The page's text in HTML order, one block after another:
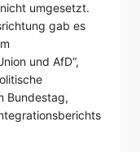
umgesetzt.
gab es
und AfD“,
Bundestag,